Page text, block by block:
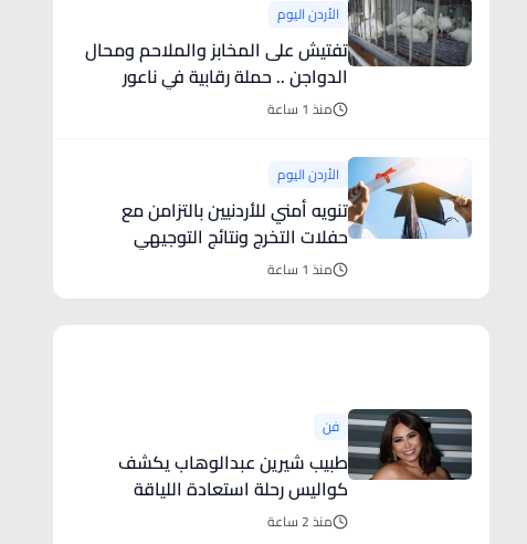
الأردن اليوم
تفتيش على المخابز والملاحم ومحال
الدواجن .. حملة رقابية في ناعور
منذ 1 ساعة
الأردن اليوم
تنويه أمني للأردنيين بالتزامن مع
حفلات التخرج ونتائج التوجيهي
منذ 1 ساعة
فن
طبيب شيرين عبدالوهاب يكشف
كواليس رحلة استعادة اللياقة
منذ 2 ساعة